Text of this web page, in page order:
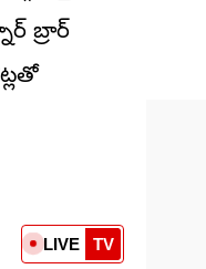
బ్రార్
LIVE TV